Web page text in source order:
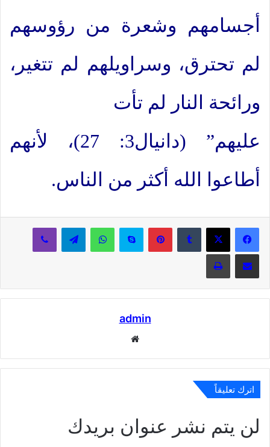
أجسامهم وشعرة من رؤوسهم
لم تحترق، وسراويلهم لم تتغير،
ورائحة النار لم تأت
عليهم” (دانيال3: 27)، لأنهم
أطاعوا الله أكثر من الناس.
بينتيريستسكايب واتساب تيلقرام ڤايبر
مشاركة عبر البريد طباعة
admin
اترك تعليقاً
لن يتم نشر عنوان بريدك